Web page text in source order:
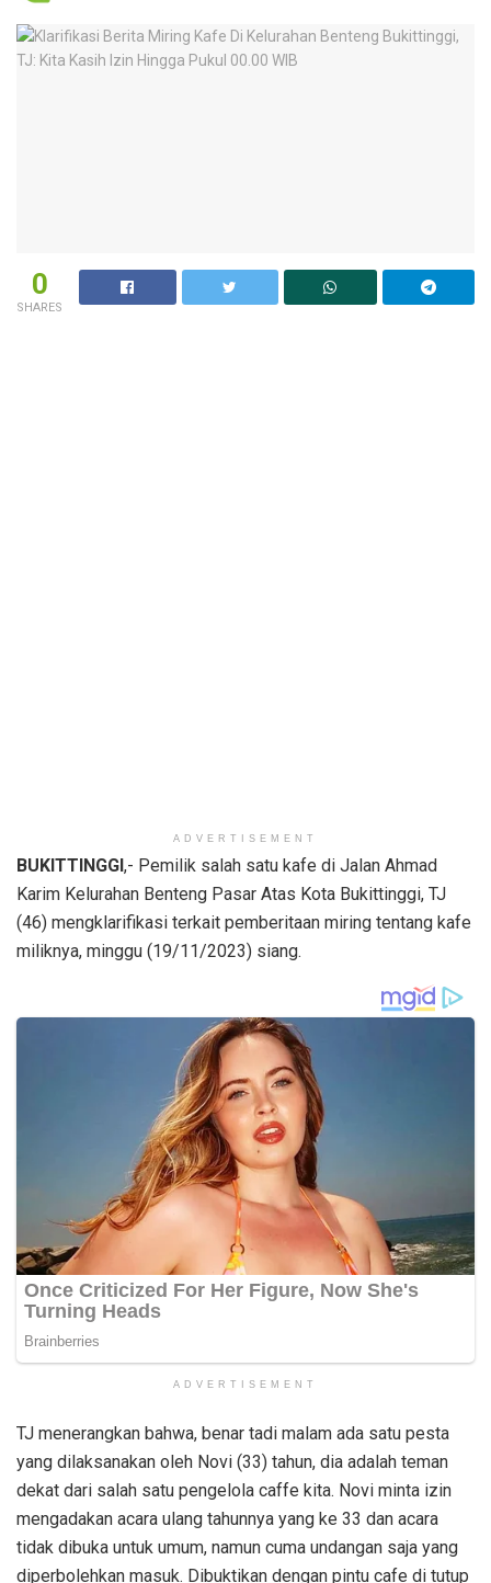
0
SHARES
ADVERTISEMENT
BUKITTINGGI ,- Pemilik salah satu kafe di Jalan Ahmad
Karim Kelurahan Benteng Pasar Atas Kota Bukittinggi, TJ
(46) mengklarifikasi terkait pemberitaan miring tentang kafe
miliknya, minggu (19/11/2023) siang.
ADVERTISEMENT
TJ menerangkan bahwa, benar tadi malam ada satu pesta
yang dilaksanakan oleh Novi (33) tahun, dia adalah teman
dekat dari salah satu pengelola caffe kita. Novi minta izin
mengadakan acara ulang tahunnya yang ke 33 dan acara
tidak dibuka untuk umum, namun cuma undangan saja yang
diperbolehkan masuk. Dibuktikan dengan pintu cafe di tutup